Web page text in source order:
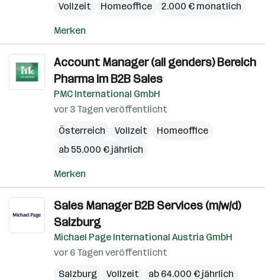
Vollzeit
Homeoffice 2.000 € monatlich
Merken
Account Manager (all genders) Bereich
Pharma im B2B Sales
PMC International GmbH
vor 3 Tagen veröffentlicht
Österreich
Vollzeit
Homeoffice
ab 55.000 € jährlich
Merken
Sales Manager B2B Services (m/w/d)
Salzburg
Michael Page International Austria GmbH
vor 6 Tagen veröffentlicht
Salzburg
Vollzeit ab 64.000 € jährlich